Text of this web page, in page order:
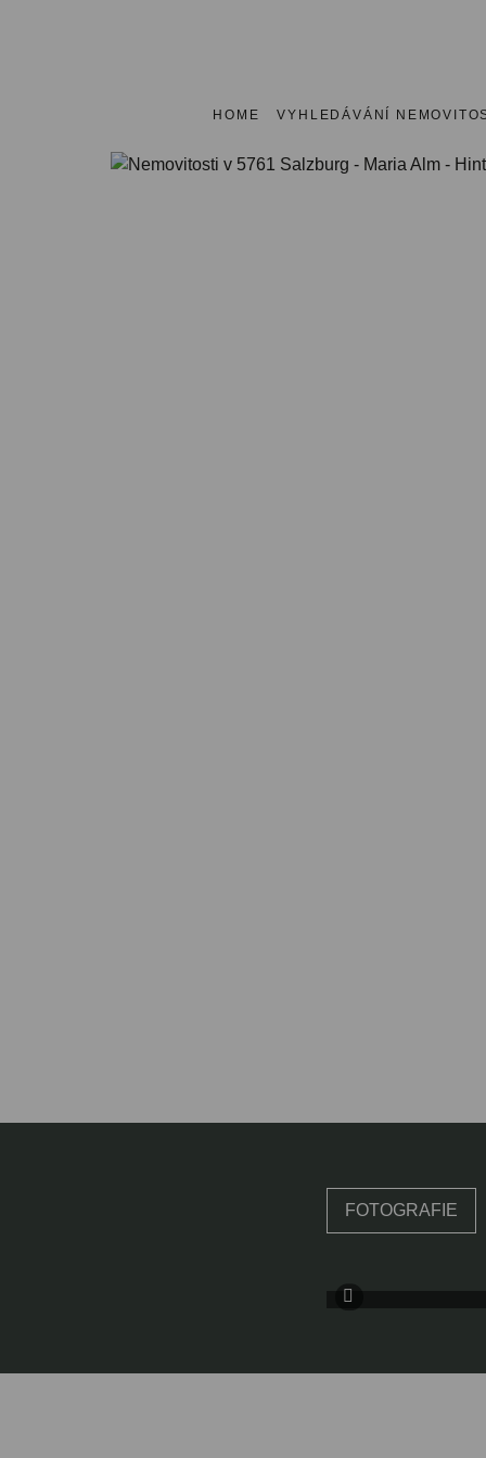
HOME VYHLEDÁVÁNÍ
FOTOGRAFIE